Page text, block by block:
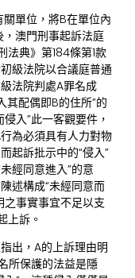
單位，將B在單位內
澳門刑事起訴法庭
法典》第184條第1款
級法院以合議庭普通
法院判處A罪名成
其配偶即B的住所”的
入”此一客觀要件，
為必須具有人力對物
起訴批示中的“侵入”
經同意進入”的意
述構成“未經同意而
之事實事宜不足以支
上訴。
出，A的上訴理由明
所保護的法益是隱